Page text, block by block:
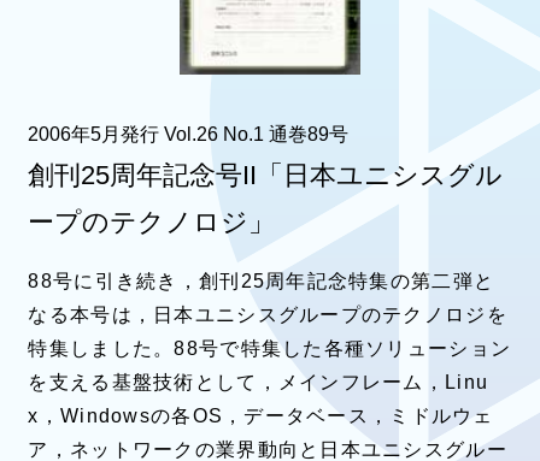
2006年5月発行 Vol.26 No.1 通巻89号
創刊25周年記念号II「日本ユニシスグル
ープのテクノロジ」
88号に引き続き，創刊25周年記念特集の第二弾と
なる本号は，日本ユニシスグループのテクノロジを
特集しました。88号で特集した各種ソリューション
を支える基盤技術として，メインフレーム，Linu
x，Windowsの各OS，データベース，ミドルウェ
ア，ネットワークの業界動向と日本ユニシスグルー